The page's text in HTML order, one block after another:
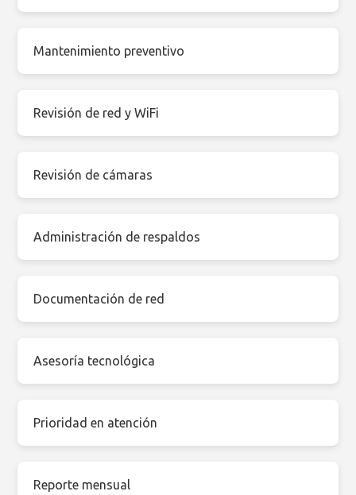
Mantenimiento preventivo
Revisión de red y WiFi
Revisión de cámaras
Administración de respaldos
Documentación de red
Asesoría tecnológica
Prioridad en atención
Reporte mensual